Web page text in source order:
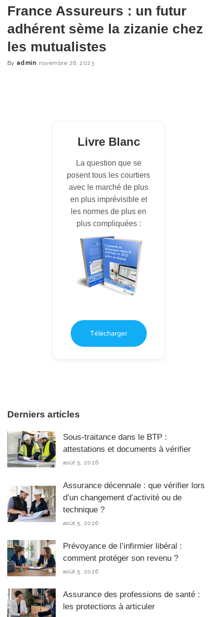
France Assureurs : un futur
adhérent sème la zizanie chez
les mutualistes
Posted
By admin novembre 26, 2023
Livre Blanc
La question que se
posent tous les courtiers
avec le marché de plus
en plus imprévisible et
les normes de plus en
plus compliquées :
Télécharger
Derniers articles
Sous-traitance dans le BTP :
attestations et documents à vérifier
août 5, 2026
Assurance décennale : que vérifier lors
d’un changement d’activité ou de
technique ?
août 5, 2026
Prévoyance de l’infirmier libéral :
comment protéger son revenu ?
août 5, 2026
Assurance des professions de santé :
les protections à articuler